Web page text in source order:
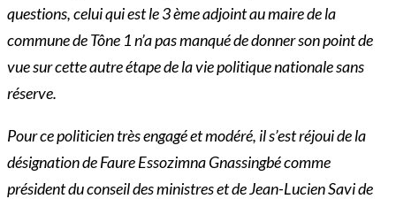
questions, celui qui est le 3 ème adjoint au maire de la
commune de Tône 1 n’a pas manqué de donner son point de
vue sur cette autre étape de la vie politique nationale sans
réserve.
Pour ce politicien très engagé et modéré, il s’est réjoui de la
désignation de Faure Essozimna Gnassingbé comme
président du conseil des ministres et de Jean-Lucien Savi de